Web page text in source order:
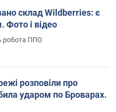
склад Wildberries: є
Фото і відео
робота ППО
розповіли про
ударом по Броварах.